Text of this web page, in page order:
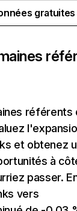
référents
et obtenez
à
passer.
vers